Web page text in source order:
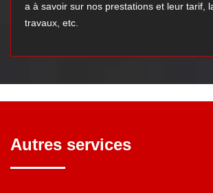
a à savoir sur nos prestations et leur tarif,
travaux, etc.
Autres services